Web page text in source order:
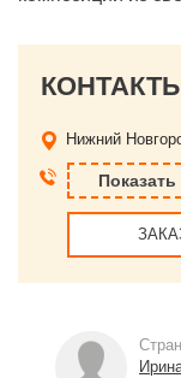
Нижний
Показать